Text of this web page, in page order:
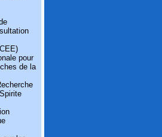
pour
de la